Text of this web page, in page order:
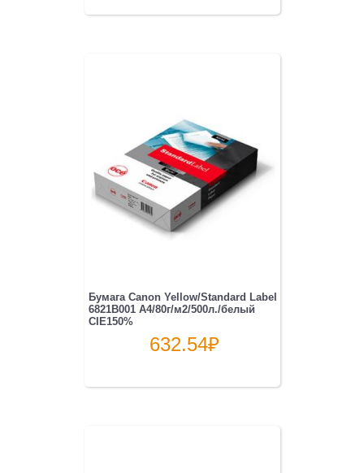
Бумага Canon Yellow/Standard Label
6821B001 A4/80г/м2/500л./белый
CIE150%
632.54₽